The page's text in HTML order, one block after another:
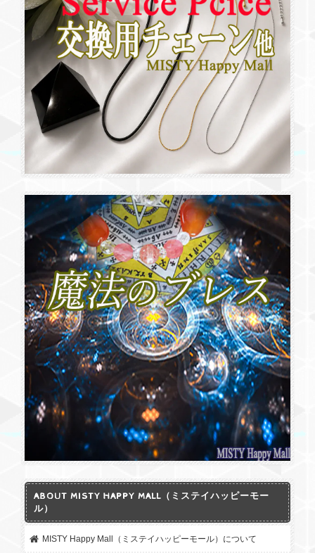
ABOUT MISTY HAPPY MALL（ミステイハッピーモー
ル）
MISTY Happy Mall（ミステイハッピーモール）について